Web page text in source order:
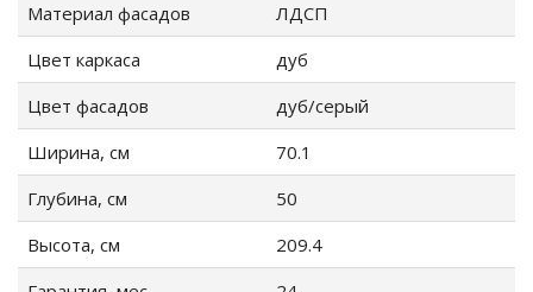
Материал фасадов
ЛДСП
Цвет каркаса
дуб
Цвет фасадов
дуб/серый
Ширина, см
70.1
Глубина, см
50
Высота, см
209.4